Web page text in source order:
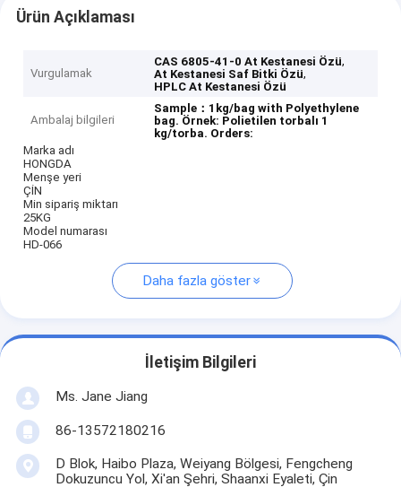
Ürün Açıklaması
Vurgulamak
CAS 6805-41-0 At Kestanesi Özü,
At Kestanesi Saf Bitki Özü,
HPLC At Kestanesi Özü
Ambalaj bilgileri
Sample：1kg/bag with Polyethylene
bag. Örnek: Polietilen torbalı 1
kg/torba. Orders:
Marka adı
HONGDA
Menşe yeri
ÇİN
Min sipariş miktarı
25KG
Model numarası
HD-066
Daha fazla göster
İletişim Bilgileri
Ms. Jane Jiang
86-13572180216
D Blok, Haibo Plaza, Weiyang Bölgesi, Fengcheng
Dokuzuncu Yol, Xi'an Şehri, Shaanxi Eyaleti, Çin